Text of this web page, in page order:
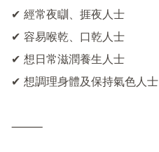
✔ 經常夜瞓、捱夜人士
✔ 容易喉乾、口乾人士
✔ 想日常滋潤養生人士
✔ 想調理身體及保持氣色人士
⸻